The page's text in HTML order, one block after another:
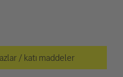
/ katı maddeler